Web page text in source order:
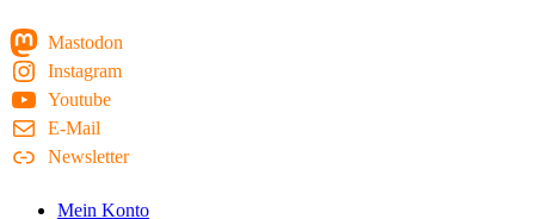
Mastodon
Instagram
Youtube
E-Mail
Newsletter
Mein Konto